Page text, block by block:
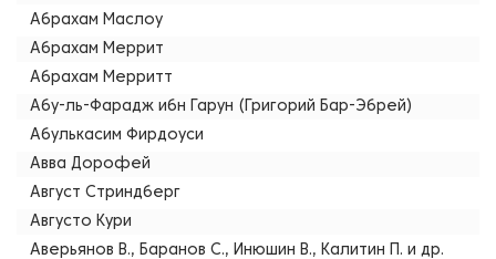
Абрахам Маслоу
Абрахам Меррит
Абрахам Мерритт
Абу-ль-Фарадж ибн Гарун (Григорий Бар-Эбрей)
Абулькасим Фирдоуси
Авва Дорофей
Август Стриндберг
Августо Кури
Аверьянов В., Баранов С., Инюшин В., Калитин П. и др.